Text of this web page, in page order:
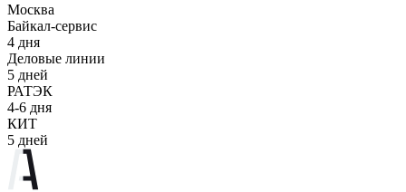
Москва
Байкал-сервис
4 дня
Деловые линии
5 дней
РАТЭК
4-6 дня
КИТ
5 дней